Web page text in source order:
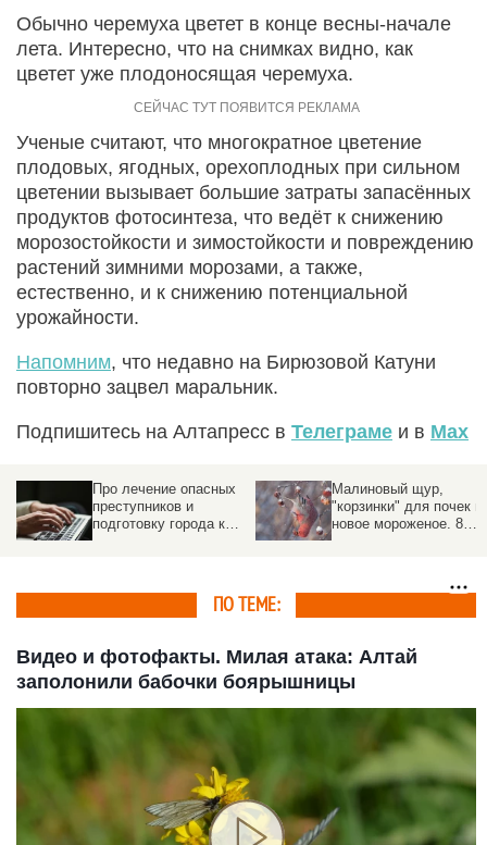
Обычно черемуха цветет в конце весны-начале
лета. Интересно, что на снимках видно, как
цветет уже плодоносящая черемуха.
Ученые считают, что многократное цветение
плодовых, ягодных, орехоплодных при сильном
цветении вызывает большие затраты запасённых
продуктов фотосинтеза, что ведёт к снижению
морозостойкости и зимостойкости и повреждению
растений зимними морозами, а также,
естественно, и к снижению потенциальной
урожайности.
Напомним, что недавно на Бирюзовой Катуни
повторно зацвел маральник.
Подпишитесь на Алтапресс в Телеграме и в Max
Про лечение опасных
преступников и
подготовку города к
Малиновый щур,
"корзинки" для почек и
новое мороженое. 8
ПО ТЕМЕ:
Видео и фотофакты. Милая атака: Алтай
заполонили бабочки боярышницы